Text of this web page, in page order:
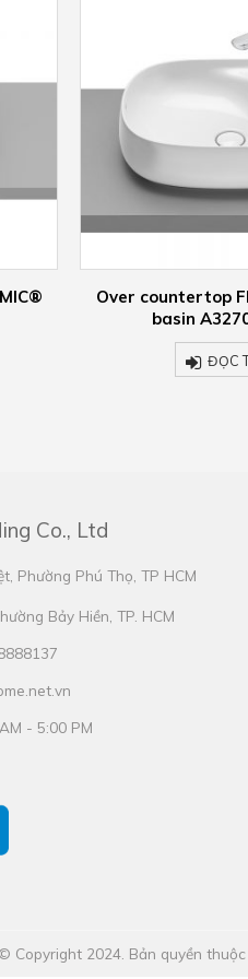
Wall-hung
ĐỌC
Co., Ltd
Phường Phú Thọ, TP HCM
Bảy Hiền, TP. HCM
- 5:00 PM
© Copyright 2024. Bản quyền